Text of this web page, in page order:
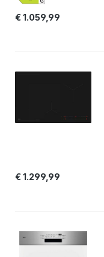
€ 1.059,99
€ 1.299,99